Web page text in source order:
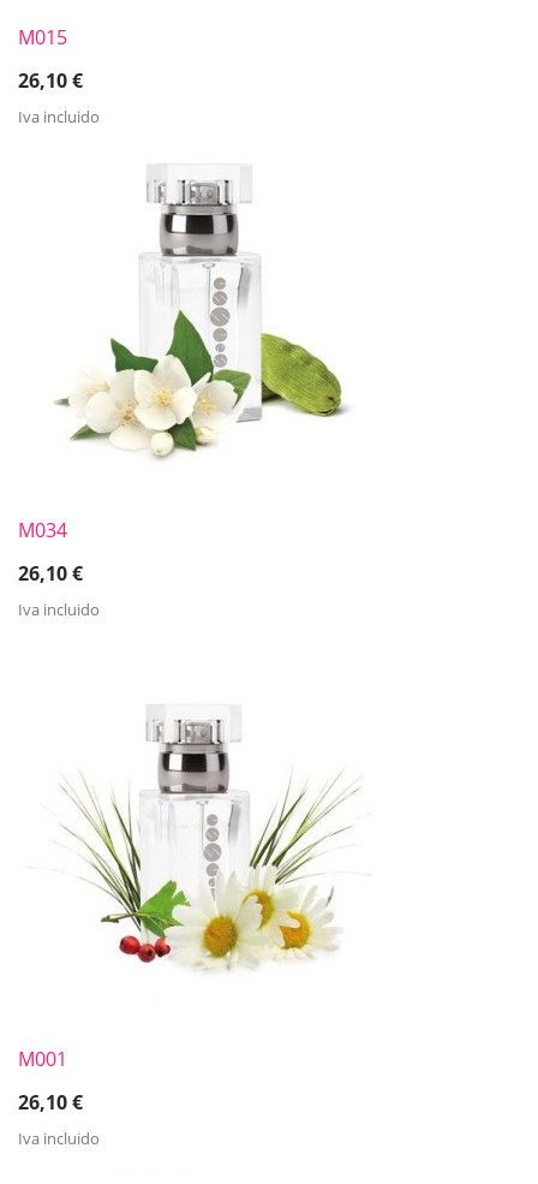
M015
26,10€
Iva incluido
M034
26,10€
Iva incluido
M001
26,10€
Iva incluido